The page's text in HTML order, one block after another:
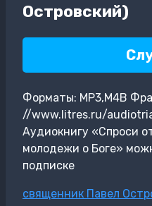
Островский)
Форматы: MP3,M4B
//www.litres.ru/
Аудиокнигу «Спроси
молодежи о Боге»
подписке
Метки
священник Павел